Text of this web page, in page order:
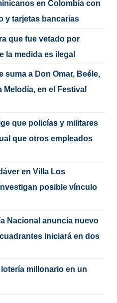
en Colombia con
y tarjetas bancarias
que fue vetado por
la medida es ilegal
suma a Don Omar, Beéle,
Melodía, en el Festival
que policías y militares
que otros empleados
en Villa Los
posible vínculo
Nacional anuncia nuevo
iniciará en dos
millonario en un